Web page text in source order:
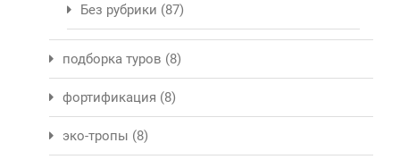
Без рубрики (87)
подборка туров (8)
фортификация (8)
эко-тропы (8)